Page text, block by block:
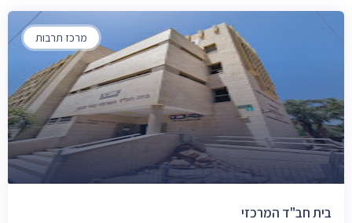
מרכז תרבות
בית חב"ד המרכזי